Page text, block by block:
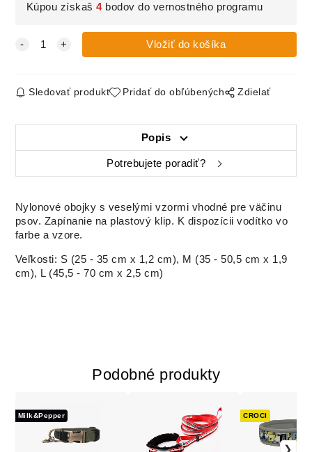
Kúpou získaš4bodov do vernostného programu
Sledovať produkt Pridať do obľúbených Zdielať
Popis
Potrebujete poradiť?
Nylonové obojky s veselými vzormi vhodné pre väčinu
psov. Zapínanie na plastový klip. K dispozícii vodítko vo
farbe a vzore.
Veľkosti: S (25 - 35 cm x 1,2 cm), M (35 - 50,5 cm x 1,9
cm), L (45,5 - 70 cm x 2,5 cm)
Podobné produkty
Milk&Pepper CROCI